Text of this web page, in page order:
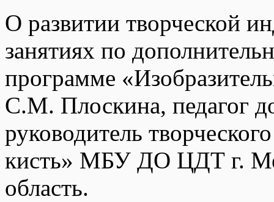
О развитии творческой
занятиях по
программе
С.М. Плоскина, педагог
руководитель
кисть» МБУ ДО ЦДТ г.
область.